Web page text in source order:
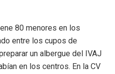
80 menores en los
entre los cupos de
un albergue del IVAJ
en los centros. En la CV